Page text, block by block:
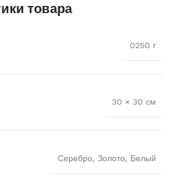
товара
0250 г
30 × 30 см
Серебро, Золото, Белый